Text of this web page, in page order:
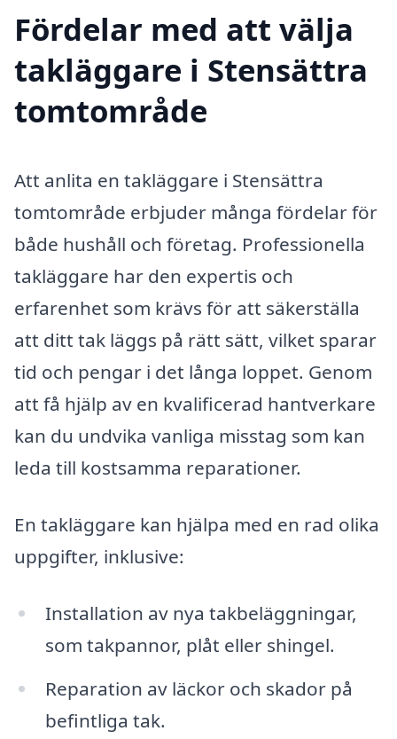
Fördelar med att välja
takläggare i Stensättra
tomtområde
Att anlita en takläggare i Stensättra
tomtområde erbjuder många fördelar för
både hushåll och företag. Professionella
takläggare har den expertis och
erfarenhet som krävs för att säkerställa
att ditt tak läggs på rätt sätt, vilket sparar
tid och pengar i det långa loppet. Genom
att få hjälp av en kvalificerad hantverkare
kan du undvika vanliga misstag som kan
leda till kostsamma reparationer.
En takläggare kan hjälpa med en rad olika
uppgifter, inklusive:
Installation av nya takbeläggningar,
som takpannor, plåt eller shingel.
Reparation av läckor och skador på
befintliga tak.